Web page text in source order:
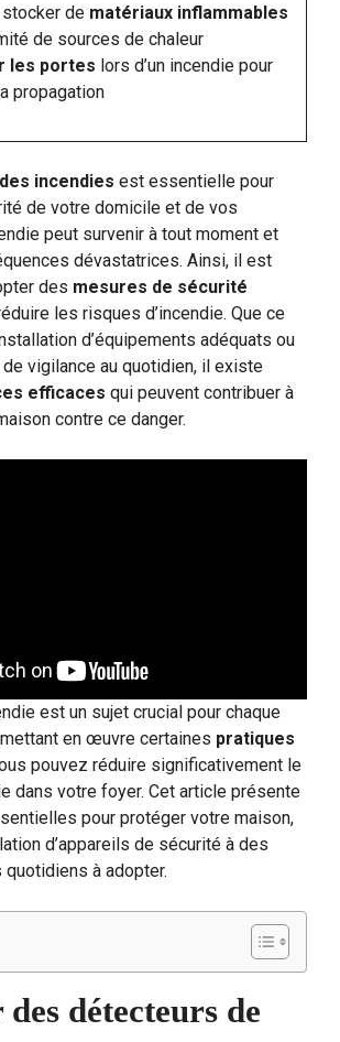
de matériaux inflammables
de sources de chaleur
les portes lors d’un incendie pour
propagation
incendies est essentielle pour
de votre domicile et de vos
peut survenir à tout moment et
dévastatrices. Ainsi, il est
des mesures de sécurité
les risques d’incendie. Que ce
d’équipements adéquats ou
vigilance au quotidien, il existe
efficaces qui peuvent contribuer à
contre ce danger.
est un sujet crucial pour chaque
en œuvre certaines pratiques
pouvez réduire significativement le
dans votre foyer. Cet article présente
pour protéger votre maison,
d’appareils de sécurité à des
à adopter.
détecteurs de